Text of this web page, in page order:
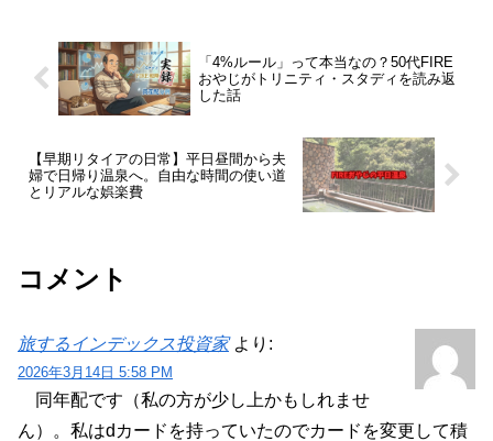
「4%ルール」って本当なの？50代FIRE
おやじがトリニティ・スタディを読み返
した話
【早期リタイアの日常】平日昼間から夫
婦で日帰り温泉へ。自由な時間の使い道
とリアルな娯楽費
コメント
旅するインデックス投資家 より:
2026年3月14日 5:58 PM
同年配です（私の方が少し上かもしれませ
ん）。私はdカードを持っていたのでカードを変更して積